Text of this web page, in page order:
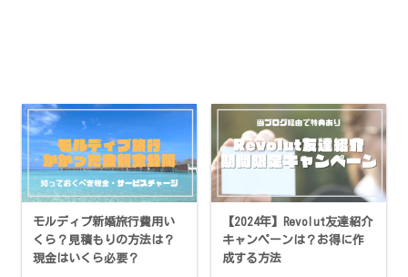
モルディブ新婚旅行費用い
くら？見積もりの方法は？
現金はいくら必要？
【2024年】Revolut友達紹介
キャンペーンは？お得に作
成する方法